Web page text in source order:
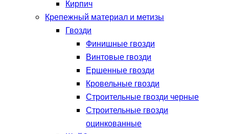
Кирпич
Крепежный материал и метизы
Гвозди
Финишные гвозди
Винтовые гвозди
Ершенные гвозди
Кровельные гвозди
Строительные гвозди черные
Строительные гвозди
оцинкованные